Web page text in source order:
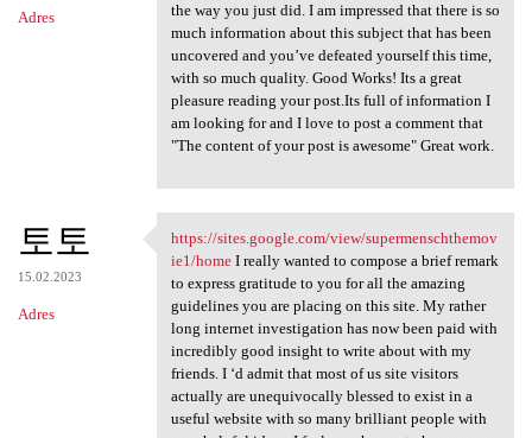
Adres
the way you just did. I am impressed that there is so
much information about this subject that has been
uncovered and you’ve defeated yourself this time,
with so much quality. Good Works! Its a great
pleasure reading your post.Its full of information I
am looking for and I love to post a comment that
"The content of your post is awesome" Great work.
토토
15.02.2023
Adres
https://sites.google.com/view
https://sites.google.com/view/supermenschthemov
ie1/homeI really wanted to compose a brief remark
to express gratitude to you for all the amazing
guidelines you are placing on this site. My rather
long internet investigation has now been paid with
incredibly good insight to write about with my
friends. I ‘d admit that most of us site visitors
actually are unequivocally blessed to exist in a
useful website with so many brilliant people with